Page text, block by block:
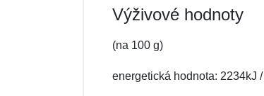
Výživové hodnoty
(na 100 g)
energetická hodnota: 2234kJ /